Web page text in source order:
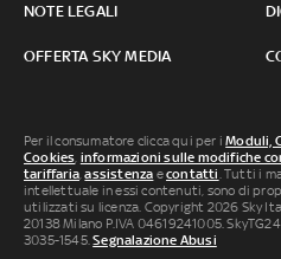
NOTE LEGALI
OFFERTA SKY MEDIA
Per il consumatore clicca qui per iModuli,
Cookies, informazioni sulle modifiche
tariffaria,assistenza econtatti. Tutti i
intellettuale in essi contenuti, sono di
utilizzati su licenza. Copyright 2026 Sky
20138 Milano P.IVA 04619241005.
3035-1545.Segnalazione Abusi